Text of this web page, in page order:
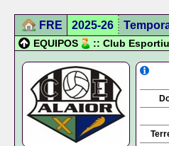
FRE 2025-26
EQUIPOS :: Club